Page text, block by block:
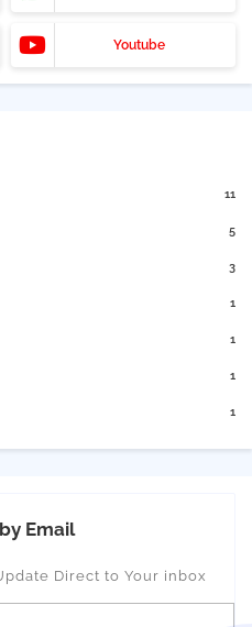
Youtube
11
5
3
1
1
1
1
Email
Direct to Your inbox